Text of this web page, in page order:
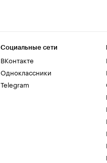
Социальные сети
ВКонтакте
Одноклассники
Telegram